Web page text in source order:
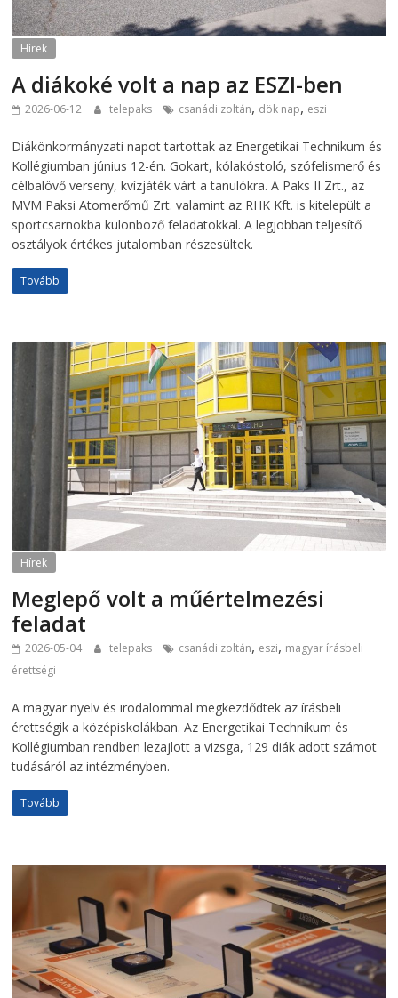
Hírek
A diákoké volt a nap az ESZI-ben
2026-06-12 telepaks csanádi zoltán, dök nap, eszi
Diákönkormányzati napot tartottak az Energetikai Technikum és
Kollégiumban június 12-én. Gokart, kólakóstoló, szófelismerő és
célbalövő verseny, kvízjáték várt a tanulókra. A Paks II Zrt., az
MVM Paksi Atomerőmű Zrt. valamint az RHK Kft. is kitelepült a
sportcsarnokba különböző feladatokkal. A legjobban teljesítő
osztályok értékes jutalomban részesültek.
Tovább
Hírek
Meglepő volt a műértelmezési
feladat
2026-05-04 telepaks csanádi zoltán, eszi, magyar írásbeli
érettségi
A magyar nyelv és irodalommal megkezdődtek az írásbeli
érettségik a középiskolákban. Az Energetikai Technikum és
Kollégiumban rendben lezajlott a vizsga, 129 diák adott számot
tudásáról az intézményben.
Tovább